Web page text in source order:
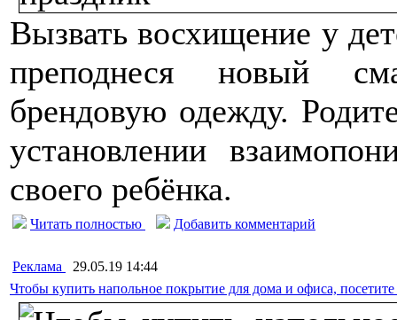
Вызвать восхищение у
преподнеся новый
брендовую одежду.
установлении
своего ребёнка.
Читать полностью Добавить комментарий
Реклама
29.05.19 14:44
Чтобы купить напольное покрытие для дома и офиса, посетите